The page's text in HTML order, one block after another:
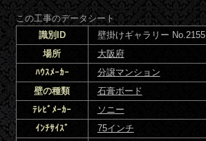
この工事のデータシート
識別ID
壁掛けギャラリー No.2155
場所
大阪府
ﾊｳｽﾒｰｶｰ
分譲マンション
壁の種類
石膏ボード
ﾃﾚﾋﾞﾒｰｶｰ
ソニー
ｲﾝﾁｻｲｽﾞ
75インチ